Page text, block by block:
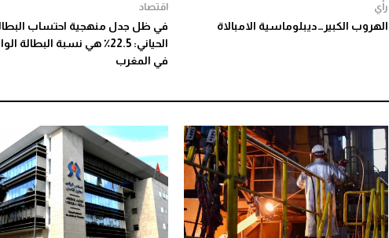
رأي
الهروب الكبير…ديبلوماسية الامبالاة
اقتصاد
في ظل جدل منهجية احتساب
الحياني: 22.5٪ هي نسبة البطالة
في المغرب